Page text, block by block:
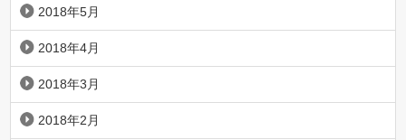
2018年5月
2018年4月
2018年3月
2018年2月